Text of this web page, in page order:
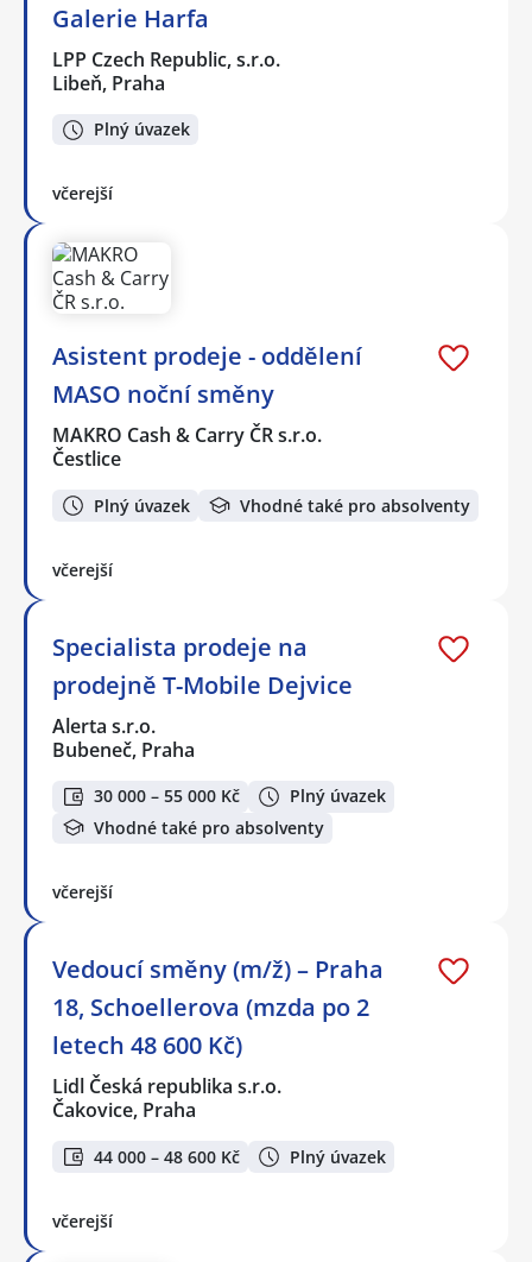
Galerie Harfa
LPP Czech Republic, s.r.o.
Libeň, Praha
Plný úvazek
včerejší
Asistent prodeje - oddělení
MASO noční směny
MAKRO Cash & Carry ČR s.r.o.
Čestlice
Plný úvazek Vhodné také pro absolventy
včerejší
Specialista prodeje na
prodejně T-Mobile Dejvice
Alerta s.r.o.
Bubeneč, Praha
30 000 – 55 000 Kč
Plný úvazek
Vhodné také pro absolventy
včerejší
Vedoucí směny (m/ž) – Praha
18, Schoellerova (mzda po 2
letech 48 600 Kč)
Lidl Česká republika s.r.o.
Čakovice, Praha
44 000 – 48 600 Kč Plný úvazek
včerejší